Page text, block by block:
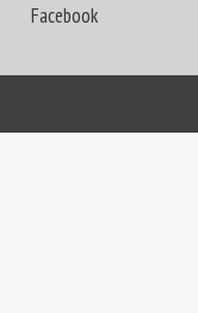
Facebook